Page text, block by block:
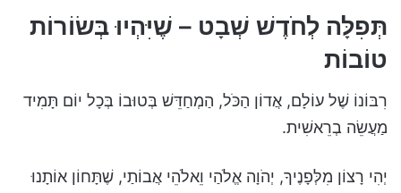
תְּפִלָּה לְחֹדֶשׁ שְׁבָט – שֶׁיִּהְיוּ בְּשׂוֹרוֹת
טוֹבוֹת
רִבּוֹנוֹ שֶׁל עוֹלָם, אֲדוֹן הַכֹּל, הַמְחַדֵּשׁ בְּטוּבוֹ בְּכָל יוֹם תָּמִיד
מַעֲשֵׂה בְרֵאשִׁית.
יְהִי רָצוֹן מִלְּפָנֶיךָ, יְהֹוָה אֱלֹהַי וֵאלֹהֵי אֲבוֹתַי, שֶׁתָּחוֹן אוֹתָנוּ